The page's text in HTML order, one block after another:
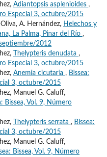
Adiantopsis asplenioides ,
Especial 3, octubre/2015
A. Hernández, Helechos y
La Palma, Pinar del Río ,
septiembre/2012
Thelypteris denudata ,
Especial 3, octubre/2015
Anemia cicutaria , Bissea:
3, octubre/2015
Manuel G. Caluff,
Bissea, Vol. 9, Número
Thelypteris serrata , Bissea:
3, octubre/2015
Manuel G. Caluff,
Bissea, Vol. 9, Número